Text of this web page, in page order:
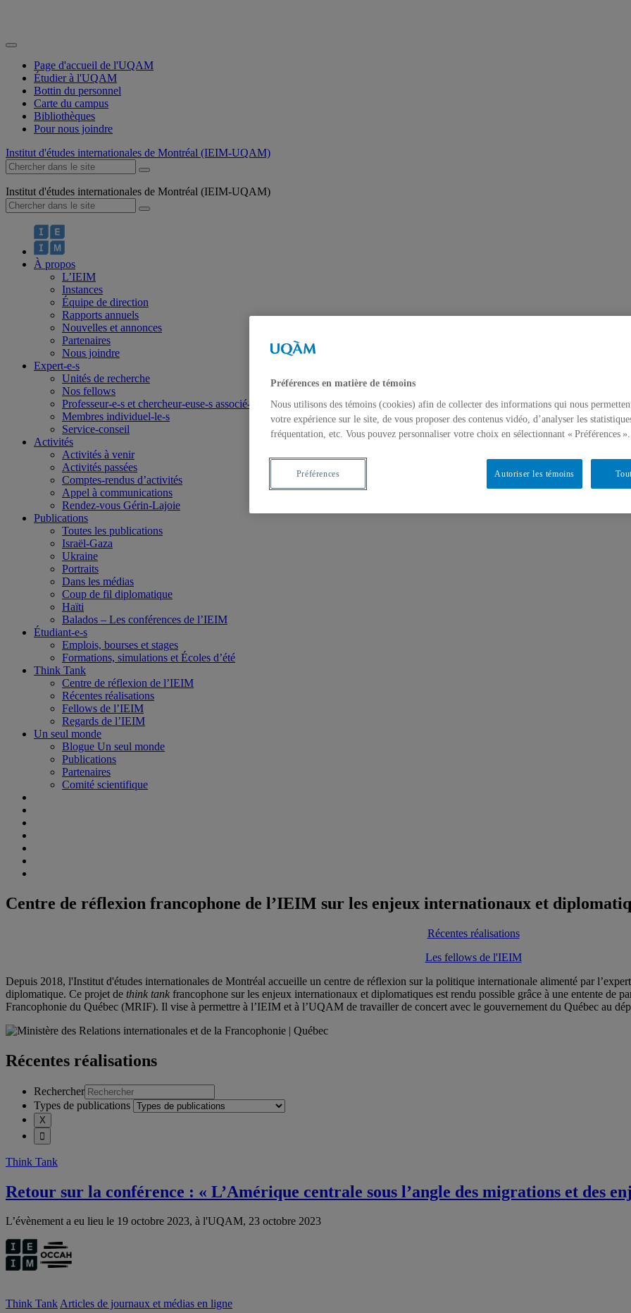
Page d'accueil de l'UQAM
Étudier à l'UQAM
Bottin du personnel
Carte du campus
Bibliothèques
Pour nous joindre
Institut d'études internationales de Montréal (IEIM-UQAM)
Institut d'études internationales de Montréal (IEIM-UQAM)
À propos
L’IEIM
Instances
Équipe de direction
Rapports annuels
Nouvelles et annonces
Partenaires
Nous joindre
Expert-e-s
Unités de recherche
Nos fellows
Professeur-e-s et chercheur-euse-s associé-e-s
Membres individuel-le-s
Service-conseil
Activités
Activités à venir
Activités passées
Comptes-rendus d’activités
Appel à communications
Rendez-vous Gérin-Lajoie
Publications
Toutes les publications
Israël-Gaza
Ukraine
Portraits
Dans les médias
Coup de fil diplomatique
Haïti
Balados – Les conférences de l’IEIM
Étudiant-e-s
Emplois, bourses et stages
Formations, simulations et Écoles d’été
Think Tank
Centre de réflexion de l’IEIM
Récentes réalisations
Fellows de l’IEIM
Regards de l’IEIM
Un seul monde
Blogue Un seul monde
Publications
Partenaires
Comité scientifique
Centre de réflexion francophone de l’IEIM sur les enjeux internationaux et
Récentes réalisations
Les fellows de l'IEIM
Depuis 2018, l'Institut d'études internationales de Montréal accueille un centre de réflexion sur la politique internationale alimenté par
diplomatique. Ce projet de think tank francophone sur les enjeux internationaux et diplomatiques est rendu possible grâce à une entente de
Francophonie du Québec (MRIF). Il vise à permettre à l’IEIM et à l’UQAM de travaillerde concert avec le gouvernement du Québec au
Récentes réalisations
Rechercher
Types de publications
Think Tank
Retour sur la conférence : « L’Amérique centrale sous l’angle des migrations et des
L’évènement a eu lieu le 19 octobre 2023, à l'UQAM, 23 octobre 2023
Think TankArticles de journaux et médias en ligne
Préférences en matière de témoins
Nous utilisons des témoins (cookies) afin de collecter des informations qui nous
votre expérience sur le site, de vous proposer des contenus vidéo, d’analyser les
fréquentation, etc. Vous pouvez personnaliser votre choix en sélectionnant « Préférences ».
Autoriser les témoins
Préférences